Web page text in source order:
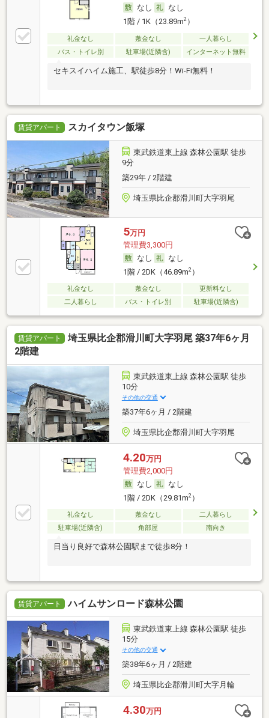
なし
なし
1階 / 1K（23.89m2）
礼金なし 敷金なし
一人暮らし
バス・トイレ別
駐車場(近隣含) インターネット無料
セキスイハイム施工、駅徒歩8分！Wi-Fi無料！
賃貸アパート スカイタウン飯塚
東武鉄道東上線 森林公園駅 徒歩
9分
築29年 / 2階建
埼玉県比企郡滑川町大字羽尾
5万円
管理費3,300円
なし
なし
1階 / 2DK（46.89m2）
礼金なし 敷金なし
更新料なし
二人暮らし
バス・トイレ別 駐車場(近隣含)
賃貸アパート
埼玉県比企郡滑川町大字羽尾 築37年6ヶ月
2階建
東武鉄道東上線 森林公園駅 徒歩
10分
その他の交通
築37年6ヶ月 / 2階建
埼玉県比企郡滑川町大字羽尾
4.20万円
管理費2,000円
なし
なし
1階 / 2DK（29.81m2）
礼金なし 敷金なし
二人暮らし
駐車場(近隣含)
角部屋 南向き
日当り良好で森林公園駅まで徒歩8分！
賃貸アパート ハイムサンロード森林公園
東武鉄道東上線 森林公園駅 徒歩
15分
その他の交通
築38年6ヶ月 / 2階建
埼玉県比企郡滑川町大字月輪
4.30万円